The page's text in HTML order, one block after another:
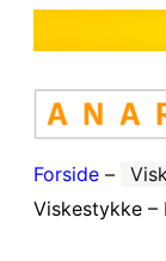
Forside –
Viskestykke –